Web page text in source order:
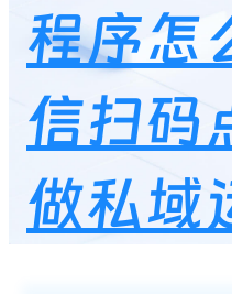
程序怎
信扫码
做私域